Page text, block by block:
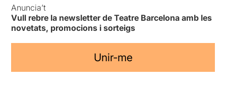
Anuncia’t
Vull rebre la newsletter de Teatre Barcelona amb les
novetats, promocions i sorteigs
Unir-me